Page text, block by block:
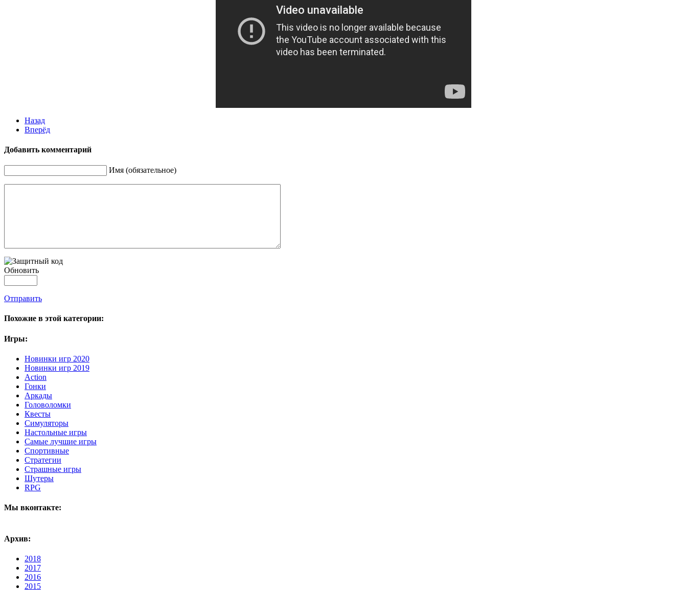
Назад
Вперёд
Добавить комментарий
Имя (обязательное)
Обновить
Отправить
Похожие в этой категории:
Игры:
Новинки игр 2020
Новинки игр 2019
Action
Гонки
Аркады
Головоломки
Квесты
Симуляторы
Настольные игры
Самые лучшие игры
Спортивные
Стратегии
Страшные игры
Шутеры
RPG
Мы вконтакте:
Архив:
2018
2017
2016
2015